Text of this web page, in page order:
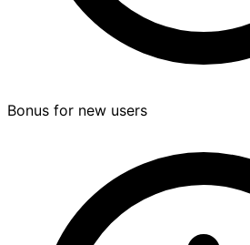
Bonus for new users